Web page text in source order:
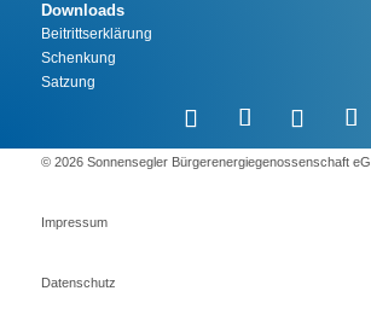
Downloads
Beitrittserklärung
Schenkung
Satzung
©️ 2026 Sonnensegler Bürgerenergiegenossenschaft eG
Impressum
Datenschutz